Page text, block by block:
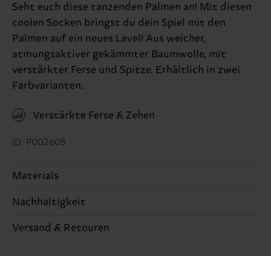
Seht euch diese tanzenden Palmen an! Mit diesen
coolen Socken bringst du dein Spiel mit den
Palmen auf ein neues Level! Aus weicher,
atmungsaktiver gekämmter Baumwolle, mit
verstärkter Ferse und Spitze. Erhältlich in zwei
Farbvarianten.
Verstärkte Ferse & Zehen
ID: P002605
Materials
80% Cotton, 18% Polyamide, 2% Elastane
Nachhaltigkeit
Nachhaltigkeit ist mehr als nur Qualität und
Versand & Retouren